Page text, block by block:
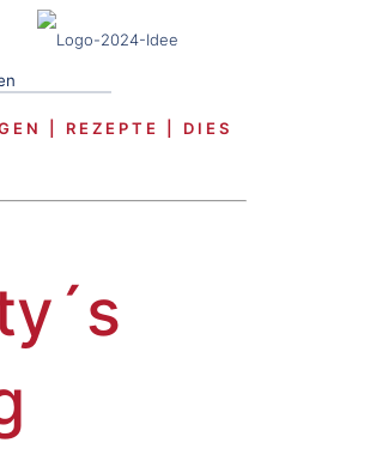
| REZEPTE | DIES